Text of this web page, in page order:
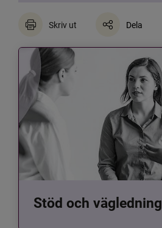
Skriv ut Dela
Stöd och vägledning